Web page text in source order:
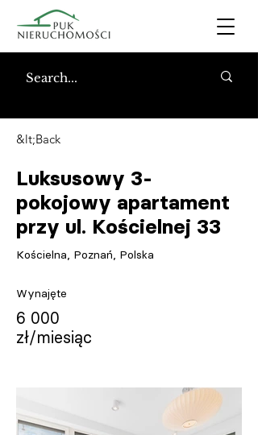
&lt;Back
Luksusowy 3-
pokojowy apartament
przy ul. Kościelnej 33
Kościelna, Poznań, Polska
Wynajęte
6 000
zł/miesiąc